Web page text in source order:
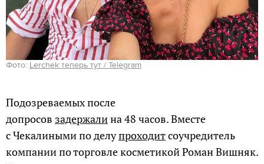
Фото: Lerchek теперь тут / Telegram
Подозреваемых после
допросов задержалина 48 часов. Вместе
с Чекалиными по делупроходитсоучредитель
компании по торговле косметикой Роман Вишняк.